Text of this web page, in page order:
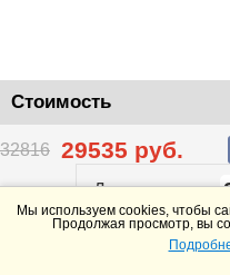
Стоимость
32816 29535 руб.
До конца акции
Telegram
Мы используем cookies, чтобы
Продолжая просмотр, вы